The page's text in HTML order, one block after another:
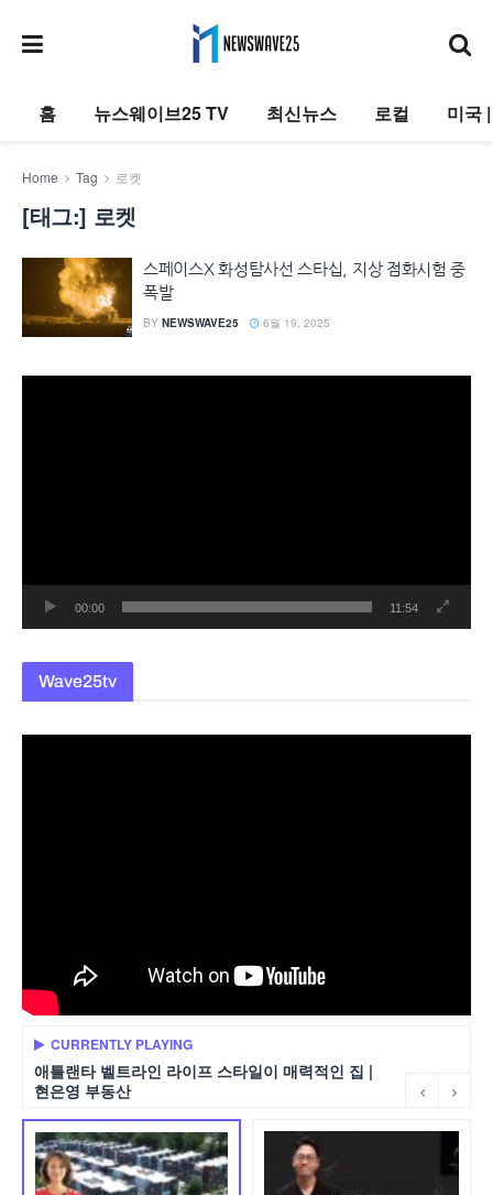
홈 뉴스웨이브25 TV 최신뉴스 로컬 미국
Home Tag 로켓
[태그:] 로켓
스페이스X 화성탐사선 스타십, 지상 점화시험 중
폭발
BY NEWSWAVE25 6월 19, 2025
00:00 11:54
Wave25tv
CURRENTLY PLAYING
애틀랜타 벨트라인 라이프 스타일이 매력적인 집 |
현은영 부동산